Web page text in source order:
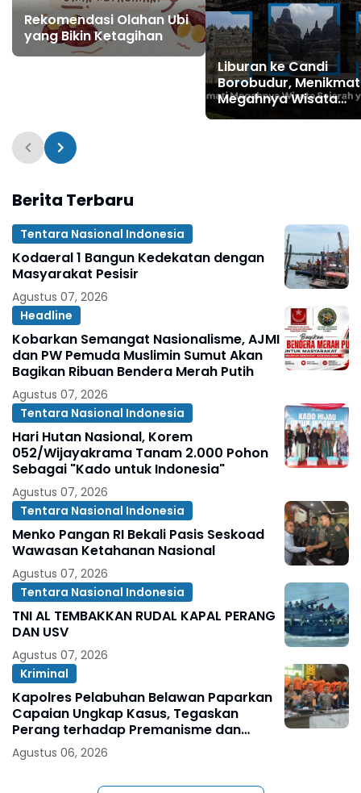
Rekomendasi Olahan Ubi
yang Bikin Ketagihan
Liburan ke Candi
Borobudur,
Megahnya Wisata
Sejarah yang
Berita Terbaru
Tentara Nasional Indonesia
Kodaeral 1 Bangun Kedekatan dengan
Masyarakat Pesisir ‎
Agustus 07, 2026
Headline
Kobarkan Semangat Nasionalisme, AJMI
dan PW Pemuda Muslimin Sumut Akan
Bagikan Ribuan Bendera Merah Putih
Agustus 07, 2026
Tentara Nasional Indonesia
Hari Hutan Nasional, Korem
052/Wijayakrama Tanam 2.000 Pohon
Sebagai "Kado untuk Indonesia"
Agustus 07, 2026
Tentara Nasional Indonesia
Menko Pangan RI Bekali Pasis Seskoad
Wawasan Ketahanan Nasional
Agustus 07, 2026
Tentara Nasional Indonesia
TNI AL TEMBAKKAN RUDAL KAPAL PERANG
DAN USV
Agustus 07, 2026
Kriminal
Kapolres Pelabuhan Belawan Paparkan
Capaian Ungkap Kasus, Tegaskan
Perang terhadap Premanisme dan
Narkoba
Agustus 06, 2026